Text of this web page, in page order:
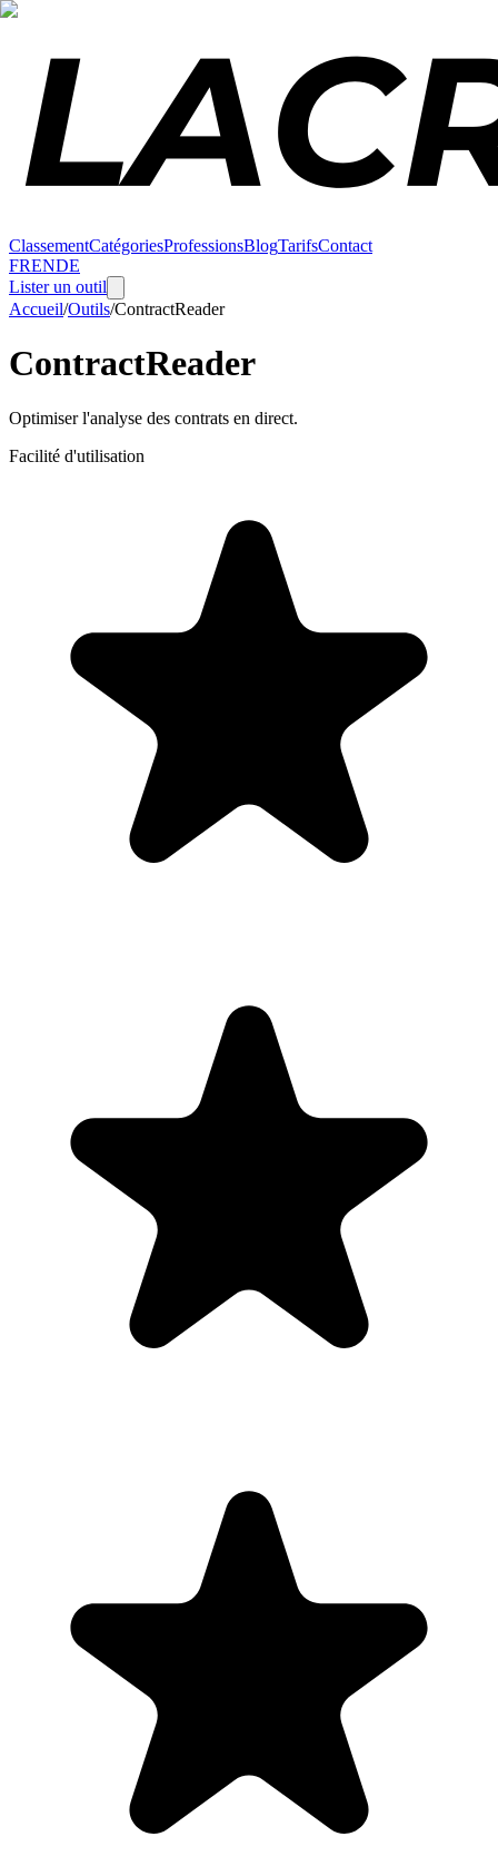
ClassementCatégoriesProfessionsBlogTarifsContact
FRENDE
Lister un outil
Accueil/Outils/ContractReader
ContractReader
Optimiser l'analyse des contrats en direct.
Facilité d'utilisation